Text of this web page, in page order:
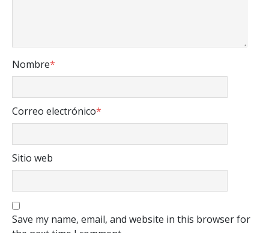
Nombre*
Correo electrónico*
Sitio web
Save my name, email, and website in this browser for